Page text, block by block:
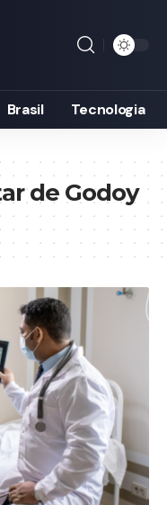
Brasil Tecnologia
de Godoy